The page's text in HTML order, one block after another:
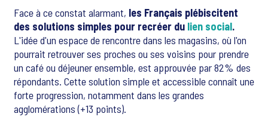
Face à ce constat alarmant, les Français plébiscitent
des solutions simples pour recréer du lien social.
L'idée d'un espace de rencontre dans les magasins, où l'on
pourrait retrouver ses proches ou ses voisins pour prendre
un café ou déjeuner ensemble, est approuvée par 82% des
répondants. Cette solution simple et accessible connaît une
forte progression, notamment dans les grandes
agglomérations (+13 points).